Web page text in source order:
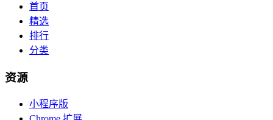
首页
精选
排行
分类
资源
小程序版